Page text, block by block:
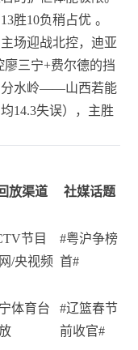
胜10负稍占优 。
场迎战北控，迪亚
廖三宁+费尔德的挡
分水岭——山西若能
14.3失误），主胜
放渠道 社媒话题
节目
/央视频
#粤沪争榜
首#
体育台
#辽篮春节
前收官#